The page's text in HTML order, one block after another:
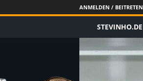
ANMELDEN / BEITRETEN
STEVINHO.DE